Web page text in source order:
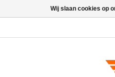
Wij slaan cookies op